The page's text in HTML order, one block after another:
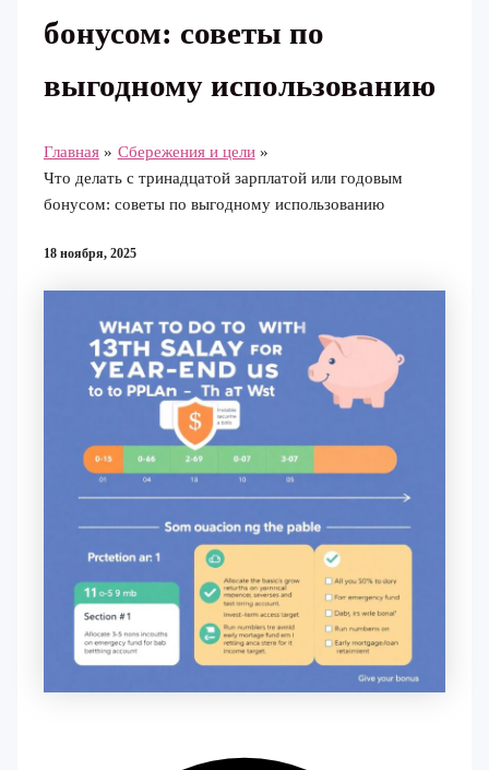
бонусом: советы по
выгодному использованию
Главная
Сбережения и цели
Что делать с тринадцатой зарплатой или годовым
бонусом: советы по выгодному использованию
18 ноября, 2025